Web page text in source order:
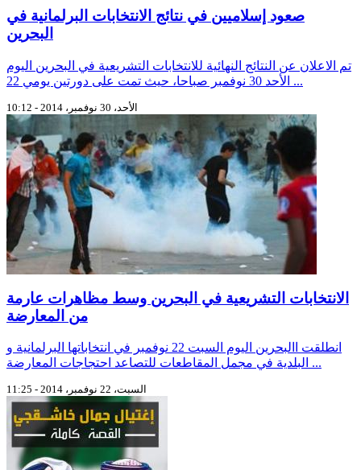
صعود إسلاميين في نتائج الانتخابات البرلمانية في
البحرين
تم الاعلان عن النتائج النهائية للانتخابات التشريعية في البحرين اليوم
الأحد 30 نوفمبر صباحا، حيث تمت على دورتين يومي 22 ...
الأحد، 30 نوفمبر، 2014 - 10:12
الانتخابات التشريعية في البحرين وسط مظاهرات عارمة
من المعارضة
انطلقت االبحرين اليوم السبت 22 نوفمبر في انتخاباتها البرلمانية و
البلدية في مجمل المقاطعات للتصاعد احتجاجات المعارضة ...
السبت، 22 نوفمبر، 2014 - 11:25